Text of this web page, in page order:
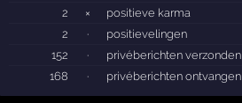
2 ×
positieve karma
2
·
positievelingen
152
·
privéberichten verzonden
168
· privéberichten ontvangen